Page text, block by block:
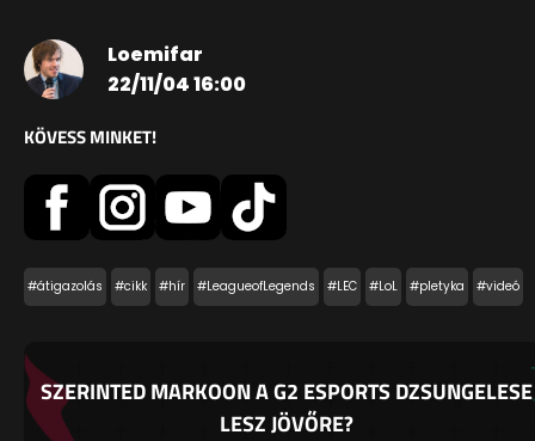
Loemifar
22/11/04 16:00
KÖVESS MINKET!
#átigazolás #cikk #hír #LeagueofLegends #LEC #LoL #pletyka #videó
SZERINTED MARKOON A G2 ESPORTS DZSUNGELESE
LESZ JÖVŐRE?